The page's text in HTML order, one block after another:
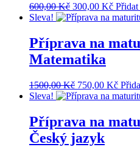
600,00Kč Původní
cena
300,00 Kč
cena
Sleva!
Příprava na
Matematika
1500,00Kč Původní
cena
750,00 Kč
cena
Sleva!
Příprava na
Český jazyk